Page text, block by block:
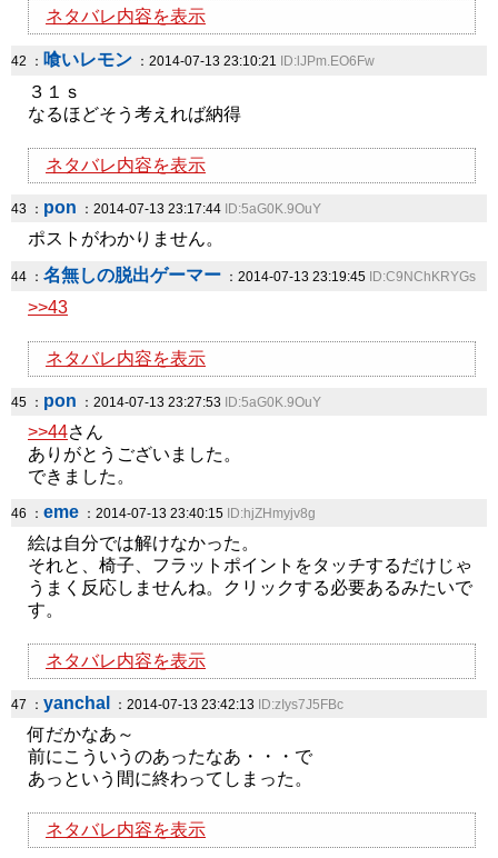
ネタバレ内容を表示
42 ： 喰いレモン ：2014-07-13 23:10:21 ID:lJPm.EO6Fw
３１ｓ
なるほどそう考えれば納得
ネタバレ内容を表示
43 ： pon ：2014-07-13 23:17:44 ID:5aG0K.9OuY
ポストがわかりません。
44 ： 名無しの脱出ゲーマー ：2014-07-13 23:19:45 ID:C9NChKRYGs
>>43
ネタバレ内容を表示
45 ： pon ：2014-07-13 23:27:53 ID:5aG0K.9OuY
>>44さん
ありがとうございました。
できました。
46 ： eme ：2014-07-13 23:40:15 ID:hjZHmyjv8g
絵は自分では解けなかった。
それと、椅子、フラットポイントをタッチするだけじゃ
うまく反応しませんね。クリックする必要あるみたいで
す。
ネタバレ内容を表示
47 ： yanchal ：2014-07-13 23:42:13 ID:zIys7J5FBc
何だかなあ～
前にこういうのあったなあ・・・で
あっという間に終わってしまった。
ネタバレ内容を表示